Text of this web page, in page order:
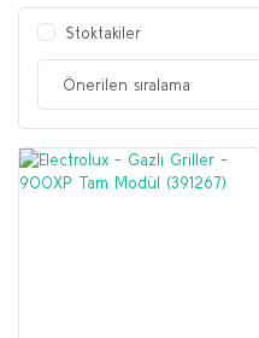
Stoktakiler